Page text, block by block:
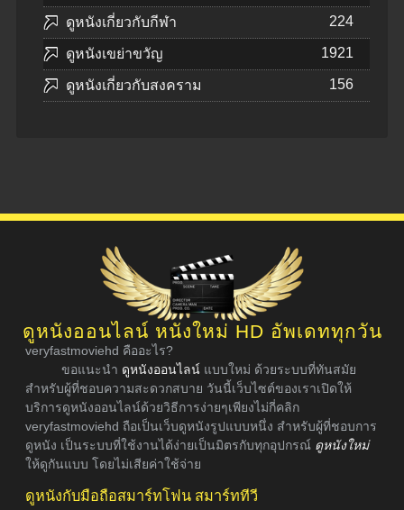
ดูหนังเกี่ยวกับกีฬา 224
ดูหนังเขย่าขวัญ 1921
ดูหนังเกี่ยวกับสงคราม 156
ดูหนังออนไลน์ หนังใหม่ HD อัพเดททุกวัน
veryfastmoviehd คืออะไร?
ขอแนะนำ ดูหนังออนไลน์ แบบใหม่ ด้วยระบบที่ทันสมัย
สำหรับผู้ที่ชอบความสะดวกสบาย วันนี้เว็บไซต์ของเราเปิดให้
บริการดูหนังออนไลน์ด้วยวิธีการง่ายๆเพียงไม่กี่คลิก
veryfastmoviehd ถือเป็นเว็บดูหนังรูปแบบหนึ่ง สำหรับผู้ที่ชอบการ
ดูหนัง เป็นระบบที่ใช้งานได้ง่ายเป็นมิตรกับทุกอุปกรณ์ ดูหนังใหม่
ให้ดูกันแบบ โดยไม่เสียค่าใช้จ่าย
ดูหนังกับมือถือสมาร์ทโฟน สมาร์ททีวี